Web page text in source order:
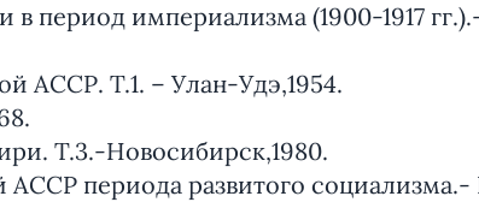
период империализма (1900-1917
АССР. Т.1. – Улан-Удэ,1954.
Т.3.-Новосибирск,1980.
периода развитого социализма.-